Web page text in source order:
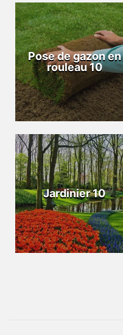
Pose de gazon en
rouleau 10
Jardinier 10